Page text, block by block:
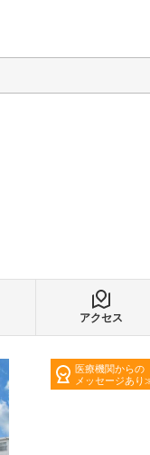
アクセス
医療機関からの
メッセージあり